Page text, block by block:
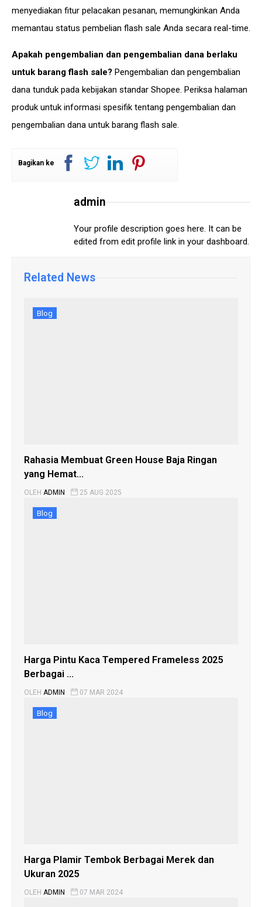
menyediakan fitur pelacakan pesanan, memungkinkan Anda
memantau status pembelian flash sale Anda secara real-time.
Apakah pengembalian dan pengembalian dana berlaku
untuk barang flash sale? Pengembalian dan pengembalian
dana tunduk pada kebijakan standar Shopee. Periksa halaman
produk untuk informasi spesifik tentang pengembalian dan
pengembalian dana untuk barang flash sale.
Bagikan ke
admin
Your profile description goes here. It can be
edited from edit profile link in your dashboard.
Related News
Blog
Rahasia Membuat Green House Baja Ringan
yang Hemat...
OLEH ADMIN 25 AUG 2025
Blog
Harga Pintu Kaca Tempered Frameless 2025
Berbagai ...
OLEH ADMIN 07 MAR 2024
Blog
Harga Plamir Tembok Berbagai Merek dan
Ukuran 2025
OLEH ADMIN 07 MAR 2024